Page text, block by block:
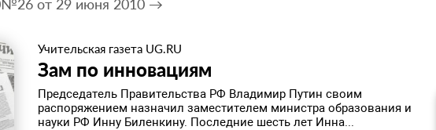
№26 от 29 июня 2010 →
Учительская газета UG.RU
Зам по инновациям
Председатель Правительства РФ Владимир Путин своим
распоряжением назначил заместителем министра образования и
науки РФ Инну Биленкину. Последние шесть лет Инна...